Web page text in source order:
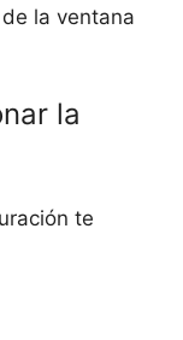
la ventana
la
te